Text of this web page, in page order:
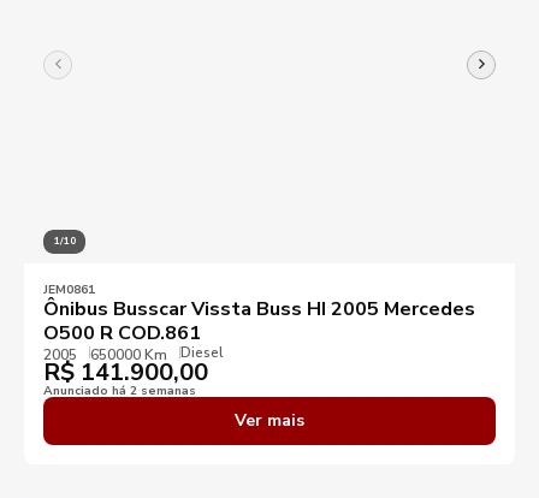
1/10
JEM0861
Ônibus Busscar Vissta Buss HI 2005 Mercedes
O500 R COD.861
2005 650000 Km Diesel
R$ 141.900,00
Anunciado há 2 semanas
Ver mais